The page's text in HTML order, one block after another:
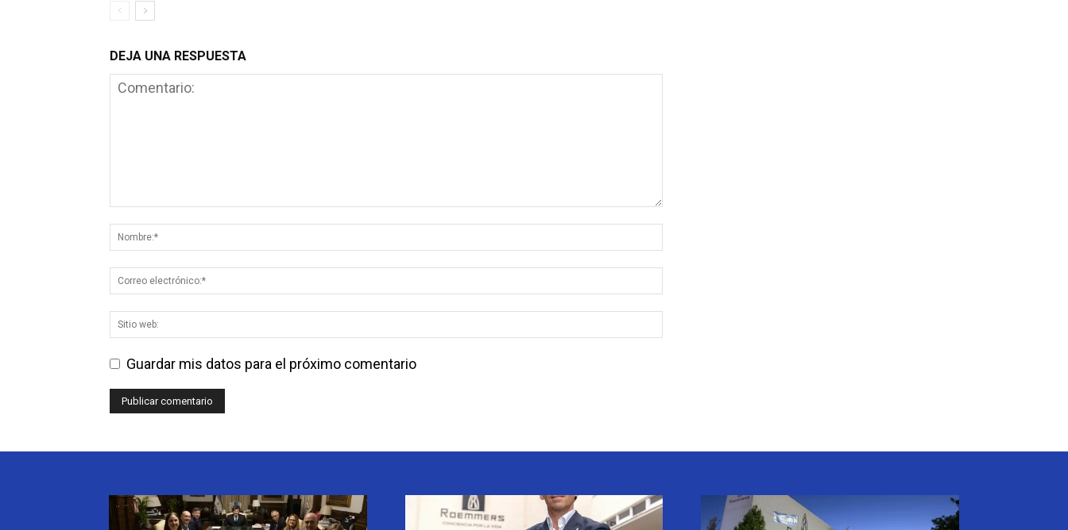
DEJA UNA RESPUESTA
Guardar mis datos para el próximo comentario